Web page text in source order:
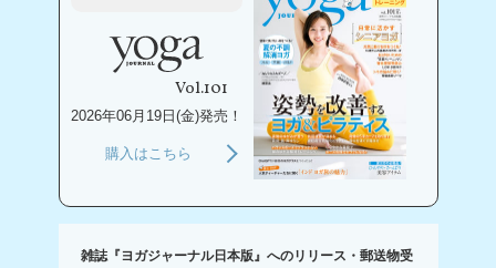
Vol.101
2026年06月19日(金)発売！
購入はこちら
雑誌『ヨガジャーナル日本版』へのリリース・郵送物受